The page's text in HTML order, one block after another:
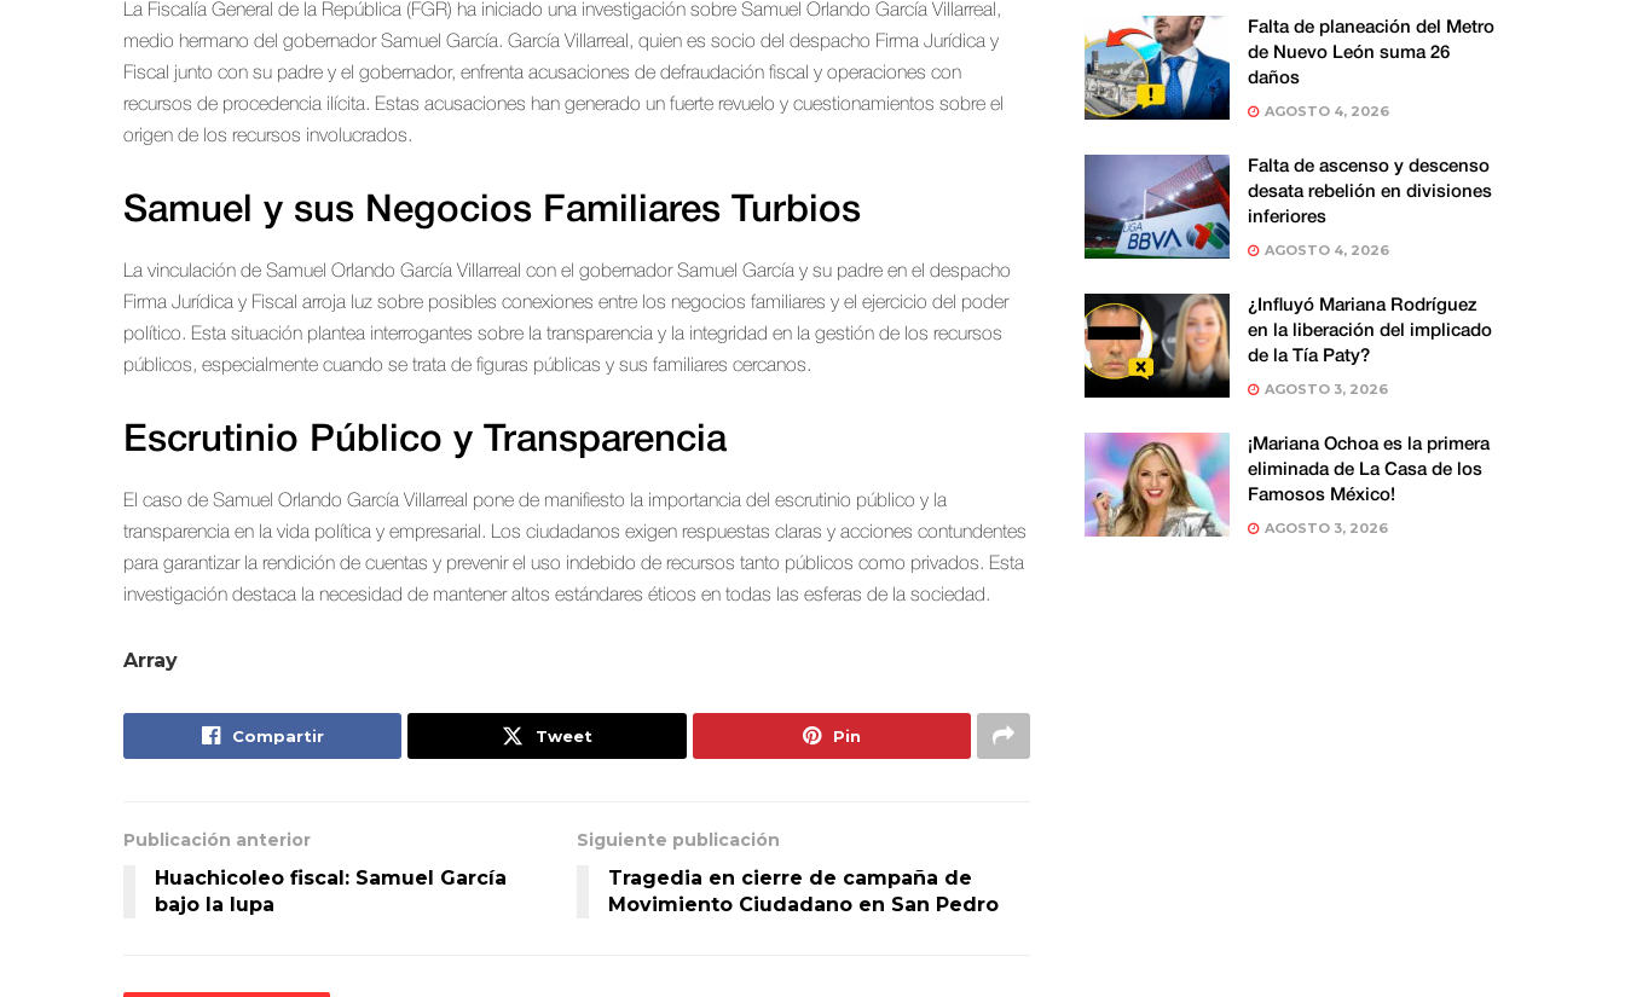
La Fiscalía General de la República (FGR) ha iniciado una investigación sobre Samuel Orlando García Villarreal,
medio hermano del gobernador Samuel García. García Villarreal, quien es socio del despacho Firma Jurídica y
Fiscal junto con su padre y el gobernador, enfrenta acusaciones de defraudación fiscal y operaciones con
recursos de procedencia ilícita. Estas acusaciones han generado un fuerte revuelo y cuestionamientos sobre el
origen de los recursos involucrados.
Samuel y sus Negocios Familiares Turbios
La vinculación de Samuel Orlando García Villarreal con el gobernador Samuel García y su padre en el despacho
Firma Jurídica y Fiscal arroja luz sobre posibles conexiones entre los negocios familiares y el ejercicio del poder
político. Esta situación plantea interrogantes sobre la transparencia y la integridad en la gestión de los recursos
públicos, especialmente cuando se trata de figuras públicas y sus familiares cercanos.
Escrutinio Público y Transparencia
El caso de Samuel Orlando García Villarreal pone de manifiesto la importancia del escrutinio público y la
transparencia en la vida política y empresarial. Los ciudadanos exigen respuestas claras y acciones contundentes
para garantizar la rendición de cuentas y prevenir el uso indebido de recursos tanto públicos como privados. Esta
investigación destaca la necesidad de mantener altos estándares éticos en todas las esferas de la sociedad.
Array
Compartir Tweet Pin
Publicación anterior
Huachicoleo fiscal: Samuel García
bajo la lupa
Siguiente publicación
Tragedia en cierre de campaña de
Movimiento Ciudadano en San Pedro
Falta de planeación del Metro
de Nuevo León suma 26
daños
AGOSTO 4, 2026
Falta de ascenso y descenso
desata rebelión en divisiones
inferiores
AGOSTO 4, 2026
¿Influyó Mariana Rodríguez
en la liberación del implicado
de la Tía Paty?
AGOSTO 3, 2026
¡Mariana Ochoa es la primera
eliminada de La Casa de los
Famosos México!
AGOSTO 3, 2026